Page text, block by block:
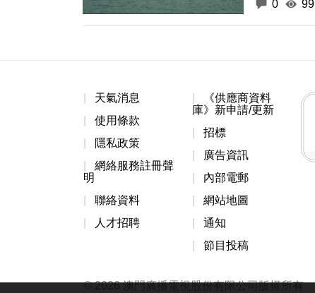
0 99
天氣消息
使用條款
隱私政策
網絡服務註冊聲
明
聯絡資料
人才招聘
《供應商資料
庫》新申請/更新
招標
廣告資訊
內部電郵
網站地圖
通知
節目投稿
© 2026 澳門廣播電視股份有限公司版權所有